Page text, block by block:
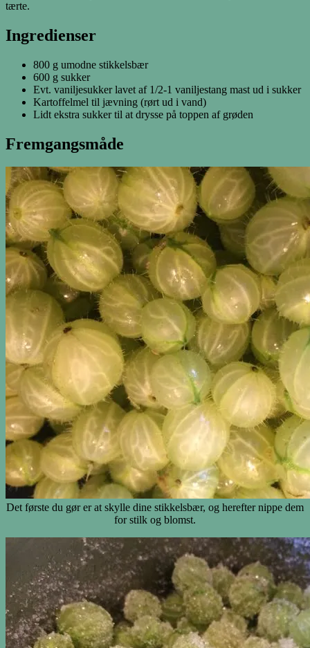
tærte.
Ingredienser
800 g umodne stikkelsbær
600 g sukker
Evt. vaniljesukker lavet af 1/2-1 vaniljestang mast ud i sukker
Kartoffelmel til jævning (rørt ud i vand)
Lidt ekstra sukker til at drysse på toppen af grøden
Fremgangsmåde
Det første du gør er at skylle dine stikkelsbær, og herefter nippe dem
for stilk og blomst.